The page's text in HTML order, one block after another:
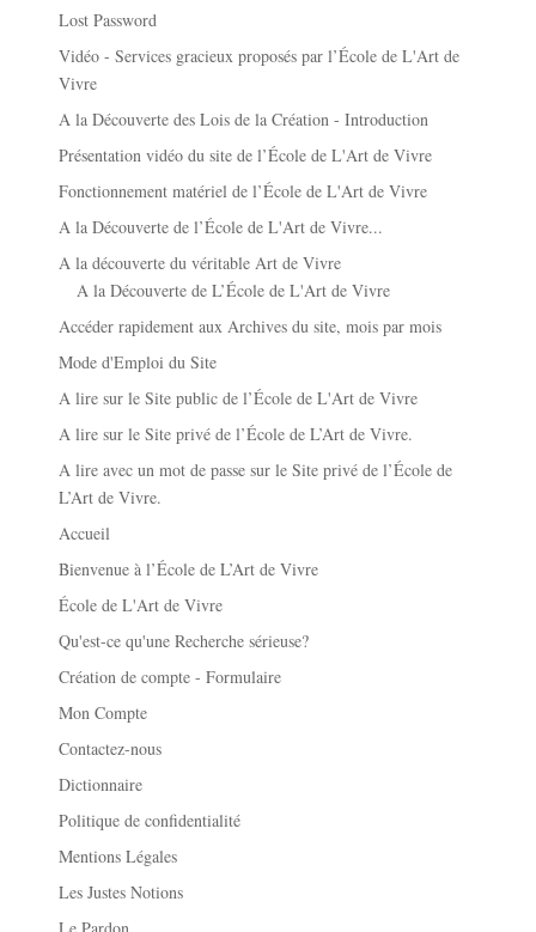
Lost Password
Vidéo - Services gracieux proposés par l’École de L'Art de
Vivre
A la Découverte des Lois de la Création - Introduction
Présentation vidéo du site de l’École de L'Art de Vivre
Fonctionnement matériel de l’École de L'Art de Vivre
A la Découverte de l’École de L'Art de Vivre...
A la découverte du véritable Art de Vivre
A la Découverte de L’École de L'Art de Vivre
Accéder rapidement aux Archives du site, mois par mois
Mode d'Emploi du Site
A lire sur le Site public de l’École de L'Art de Vivre
A lire sur le Site privé de l’École de L’Art de Vivre.
A lire avec un mot de passe sur le Site privé de l’École de
L’Art de Vivre.
Accueil
Bienvenue à l’École de L’Art de Vivre
École de L'Art de Vivre
Qu'est-ce qu'une Recherche sérieuse?
Création de compte - Formulaire
Mon Compte
Contactez-nous
Dictionnaire
Politique de confidentialité
Mentions Légales
Les Justes Notions